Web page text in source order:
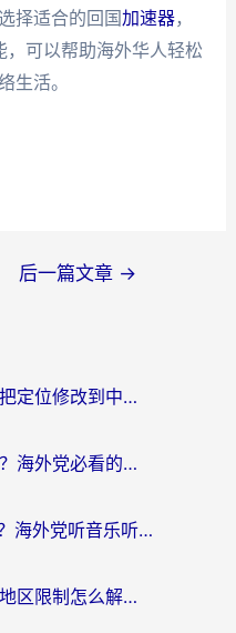
择适合的回国加速器，
可以帮助海外华人轻松
生活。
后一篇文章 →
在意大利用小红书怎么把定位修改到中国国内？3个实用技巧+1个靠谱工具帮你搞定
咪咕体育在香港用不了？海外党必看的回国加速器选择指南（附3个真实场景解决方案）
网易云ip怎么改成中国？海外党听音乐听书的无痛解决方案
海外党必看：汽水解锁地区限制怎么解除？3招解决国内影音&生活服务难题